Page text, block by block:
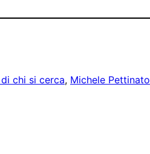
chi si cerca, Michele Pettinato